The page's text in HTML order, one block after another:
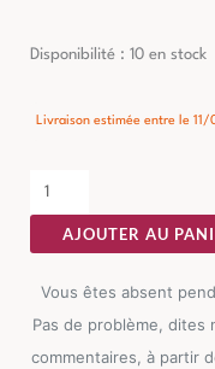
Disponibilité : 10 en stock
Livraison estimée entre le
quantité
Chevet
Ixia
43cm
AJOUTER AU
Vous êtes absent
Pas de problème, dites
commentaires, à partir